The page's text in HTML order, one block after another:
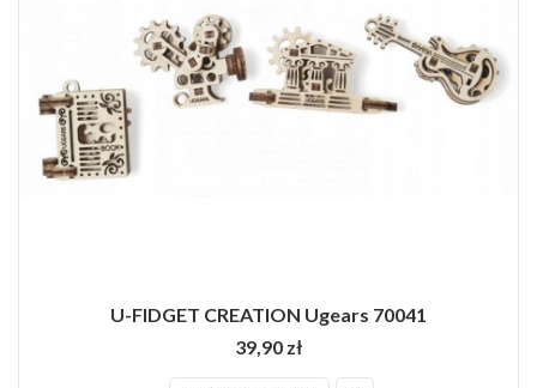
U-FIDGET CREATION Ugears 70041
39,90 zł